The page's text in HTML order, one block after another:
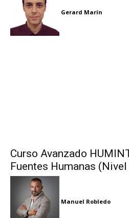
Gerard Marín
Curso Avanzado
Fuentes Humanas (Nivel
Manuel Robledo